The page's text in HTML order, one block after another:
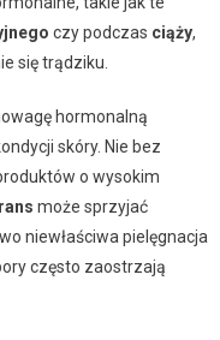
czy podczas ciąży,
się trądziku.
hormonalną
skóry. Nie bez
o wysokim
może sprzyjać
niewłaściwa pielęgnacja
często zaostrzają